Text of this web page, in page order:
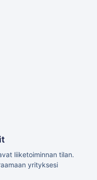
liiketoiminnan tilan.
yrityksesi